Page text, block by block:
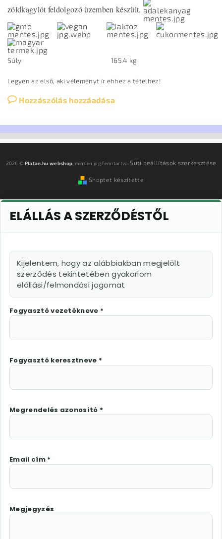
zöldkagylót feldolgozó üzemben készült.
Súly 165.4 kg
Legyen az első, aki véleményt ír ehhez a tételhez!
Hozzászólás hozzáadása
2026 © Platan.hu webshop , minden jog fenntartva.Süti beállítások szerkesztése
Shoptet készítette
ELÁLLÁS A SZERZŐDÉSTŐL
Kijelentem, hogy az alábbiakban megjelölt
szerződés tekintetében gyakorlom
elállási/felmondási jogomat
Fogyasztó vezetékneve *
Fogyasztó keresztneve *
Megrendelés azonosító *
Email cím *
Megjegyzés